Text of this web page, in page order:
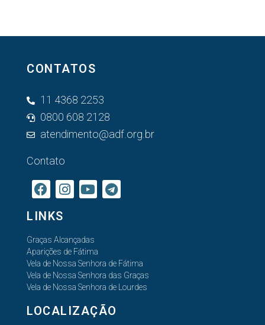
CONTATOS
11 4368 2253
0800 608 2128
atendimento@adf.org.br
Contato
LINKS
Graças Alcançadas
Aparições de Fátima
Vela de Nossa Senhora de Fátima
Vela de Nossa Senhora das Graças
Vela de Nossa Senhora de Lourdes
LOCALIZAÇÃO